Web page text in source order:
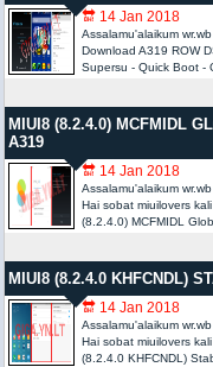
🔛 14 Jan 2018
Assalamu'alaikum wr.wb
Download A319 ROW
Supersu - Quick Boot -
MIUI8 (8.2.4.0) MCFMIDL
A319
🔛 14 Jan 2018
Assalamu'alaikum wr.wb
Hai sobat miuilovers
(8.2.4.0) MCFMIDL
MIUI8 (8.2.4.0 KHFCNDL)
🔛 14 Jan 2018
Assalamu'alaikum wr.wb
Hai sobat miuilovers
(8.2.4.0 KHFCNDL)